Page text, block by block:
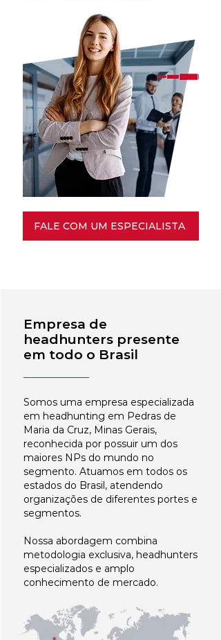
FALE COM UM ESPECIALISTA
Empresa de
headhunters presente
em todo o Brasil
Somos uma empresa especializada
em headhunting em Pedras de
Maria da Cruz, Minas Gerais,
reconhecida por possuir um dos
maiores NPs do mundo no
segmento. Atuamos em todos os
estados do Brasil, atendendo
organizações de diferentes portes e
segmentos.
Nossa abordagem combina
metodologia exclusiva, headhunters
especializados e amplo
conhecimento de mercado.